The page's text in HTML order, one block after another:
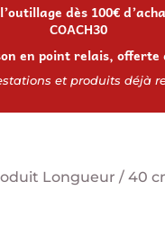
dès 100€
COACH30
en point relais, offerte
et produits déjà
Longueur / 40